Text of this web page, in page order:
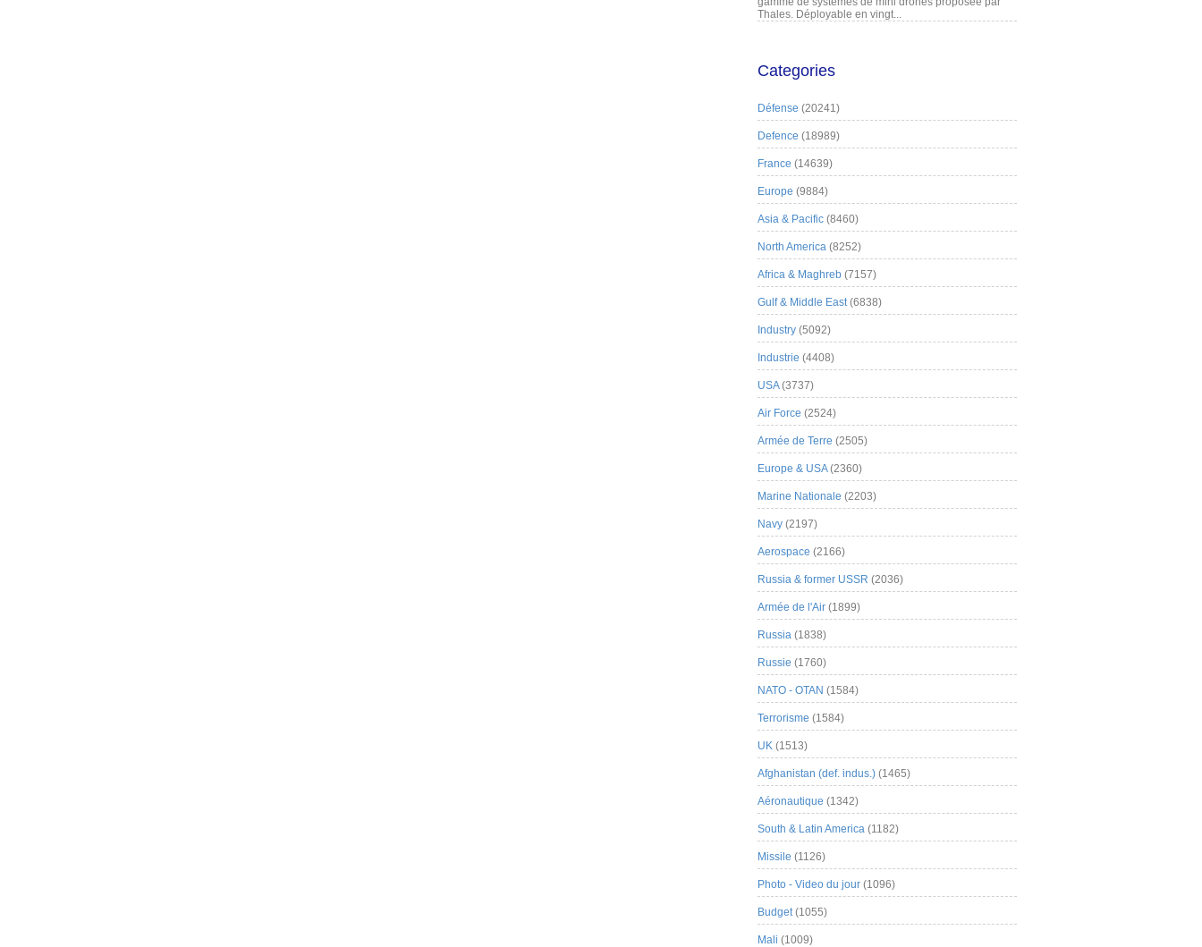
Thales. Déployable en vingt...
Categories
Défense (20241)
Defence (18989)
France (14639)
Europe (9884)
Asia & Pacific (8460)
North America (8252)
Africa & Maghreb (7157)
Gulf & Middle East(6838)
Industry (5092)
Industrie (4408)
USA(3737)
Air Force (2524)
Armée de Terre (2505)
Europe & USA(2360)
Marine Nationale (2203)
Navy (2197)
Aerospace (2166)
Russia & former USSR (2036)
Armée de l'Air (1899)
Russia (1838)
Russie (1760)
NATO - OTAN (1584)
Terrorisme (1584)
UK (1513)
Afghanistan (def. indus.) (1465)
Aéronautique (1342)
South & Latin America (1182)
Missile (1126)
Photo - Video du jour (1096)
Budget(1055)
Mali (1009)